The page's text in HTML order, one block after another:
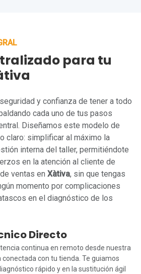
para tu
y confianza de tener a todo
cada uno de tus pasos
Diseñamos este modelo de
claro: simplificar al máximo la
interna del taller, permitiéndote
en la atención al cliente de
ventas en Xàtiva, sin que tengas
momento por complicaciones
en el diagnóstico de los
Directo
continua en remoto desde nuestra
conectada con tu tienda. Te guiamos
rápido y en la sustitución ágil